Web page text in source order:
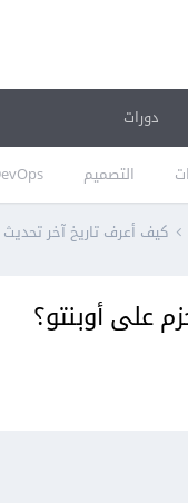
التصميم
دورات
كيف أعرف تاريخ آخر تحديث
على أوبنتو؟